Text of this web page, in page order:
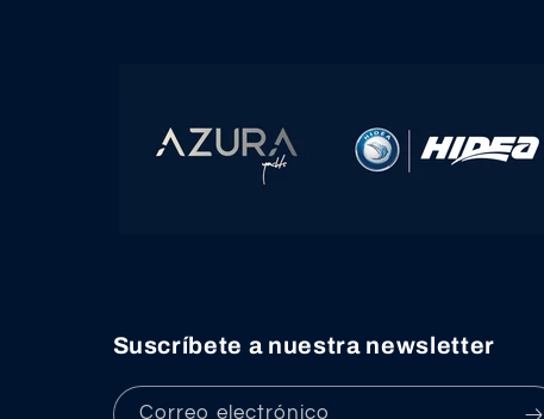
Suscríbete a nuestra newsletter
Correo electrónico